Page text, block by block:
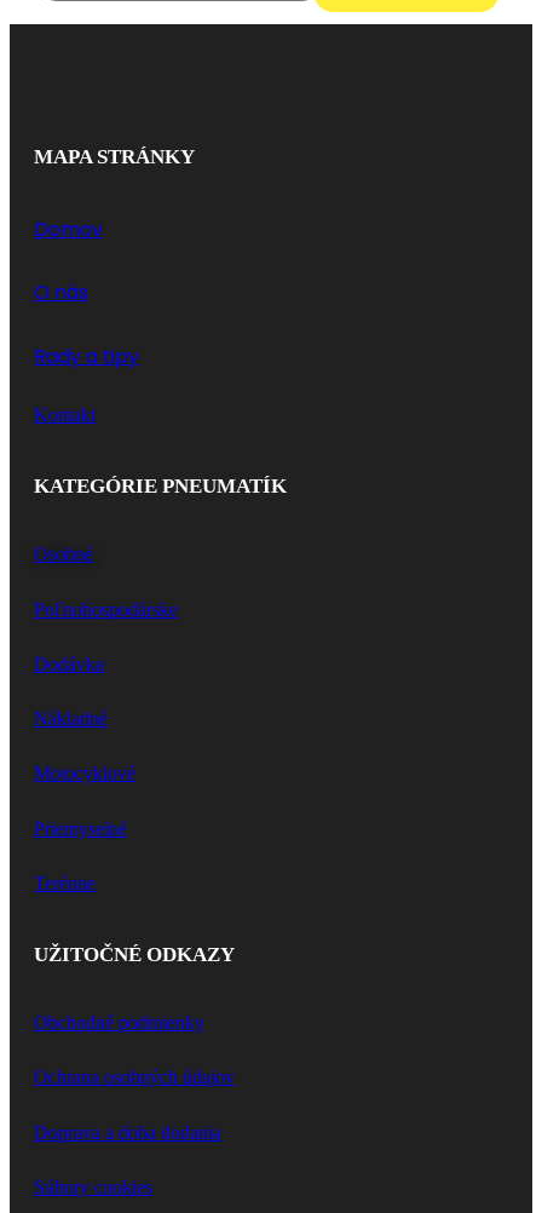
MAPA STRÁNKY
Domov
O nás
Rady a tipy
Kontakt
KATEGÓRIE PNEUMATÍK
Osobné
Poľnohospodárske
Dodávka
Nákladné
Motocyklové
Priemyselné
Terénne
UŽITOČNÉ ODKAZY
Obchodné podmienky
Ochrana osobných údajov
Doprava a doba dodania
Súbory cookies